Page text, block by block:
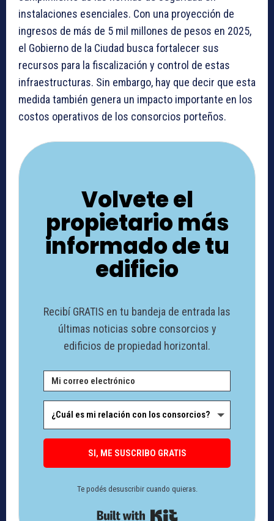
instalaciones esenciales. Con una proyección de
ingresos de más de 5 mil millones de pesos en 2025,
el Gobierno de la Ciudad busca fortalecer sus
recursos para la fiscalización y control de estas
infraestructuras. Sin embargo, hay que decir que esta
medida también genera un impacto importante en los
costos operativos de los consorcios porteños.
Volvete el
propietario más
informado de tu
edificio
Recibí GRATIS en tu bandeja de entrada las
últimas noticias sobre consorcios y
edificios de propiedad horizontal.
SI, ME SUSCRIBO GRATIS
Te podés desuscribir cuando quieras.